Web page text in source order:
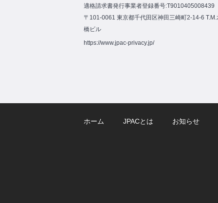
適格請求書発行事業者登録番号:T9010405008439
〒101-0061 東京都千代田区神田三崎町2-14-6 T.M.
橋ビル
https://www.jpac-privacy.jp/
ホーム JPACとは お知らせ